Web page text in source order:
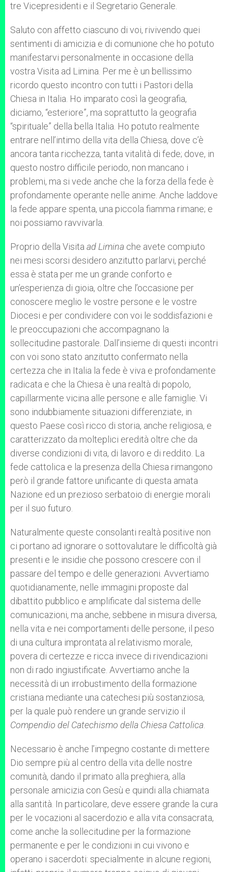
tre Vicepresidenti e il Segretario Generale.
Saluto con affetto ciascuno di voi, rivivendo quei
sentimenti di amicizia e di comunione che ho potuto
manifestarvi personalmente in occasione della
vostra Visita ad Limina. Per me è un bellissimo
ricordo questo incontro con tutti i Pastori della
Chiesa in Italia. Ho imparato così la geografia,
diciamo, “esteriore”, ma soprattutto la geografia
“spirituale” della bella Italia. Ho potuto realmente
entrare nell’intimo della vita della Chiesa, dove c’è
ancora tanta ricchezza, tanta vitalità di fede; dove, in
questo nostro difficile periodo, non mancano i
problemi, ma si vede anche che la forza della fede è
profondamente operante nelle anime. Anche laddove
la fede appare spenta, una piccola fiamma rimane; e
noi possiamo ravvivarla.
Proprio della Visita ad Limina che avete compiuto
nei mesi scorsi desidero anzitutto parlarvi, perché
essa è stata per me un grande conforto e
un’esperienza di gioia, oltre che l’occasione per
conoscere meglio le vostre persone e le vostre
Diocesi e per condividere con voi le soddisfazioni e
le preoccupazioni che accompagnano la
sollecitudine pastorale. Dall’insieme di questi incontri
con voi sono stato anzitutto confermato nella
certezza che in Italia la fede è viva e profondamente
radicata e che la Chiesa è una realtà di popolo,
capillarmente vicina alle persone e alle famiglie. Vi
sono indubbiamente situazioni differenziate, in
questo Paese così ricco di storia, anche religiosa, e
caratterizzato da molteplici eredità oltre che da
diverse condizioni di vita, di lavoro e di reddito. La
fede cattolica e la presenza della Chiesa rimangono
però il grande fattore unificante di questa amata
Nazione ed un prezioso serbatoio di energie morali
per il suo futuro.
Naturalmente queste consolanti realtà positive non
ci portano ad ignorare o sottovalutare le difficoltà già
presenti e le insidie che possono crescere con il
passare del tempo e delle generazioni. Avvertiamo
quotidianamente, nelle immagini proposte dal
dibattito pubblico e amplificate dal sistema delle
comunicazioni, ma anche, sebbene in misura diversa,
nella vita e nei comportamenti delle persone, il peso
di una cultura improntata al relativismo morale,
povera di certezze e ricca invece di rivendicazioni
non di rado ingiustificate. Avvertiamo anche la
necessità di un irrobustimento della formazione
cristiana mediante una catechesi più sostanziosa,
per la quale può rendere un grande servizio il
Compendio del Catechismo della Chiesa Cattolica
Necessario è anche l’impegno costante di mettere
Dio sempre più al centro della vita delle nostre
comunità, dando il primato alla preghiera, alla
personale amicizia con Gesù e quindi alla chiamata
alla santità. In particolare, deve essere grande la cura
per le vocazioni al sacerdozio e alla vita consacrata,
come anche la sollecitudine per la formazione
permanente e per le condizioni in cui vivono e
operano i sacerdoti: specialmente in alcune regioni,